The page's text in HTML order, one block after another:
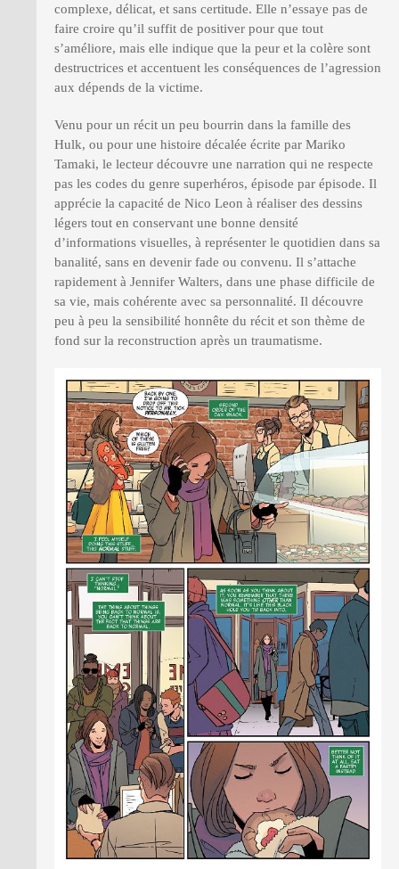
complexe, délicat, et sans certitude. Elle n’essaye pas de
faire croire qu’il suffit de positiver pour que tout
s’améliore, mais elle indique que la peur et la colère sont
destructrices et accentuent les conséquences de l’agression
aux dépends de la victime.
Venu pour un récit un peu bourrin dans la famille des
Hulk, ou pour une histoire décalée écrite par Mariko
Tamaki, le lecteur découvre une narration qui ne respecte
pas les codes du genre superhéros, épisode par épisode. Il
apprécie la capacité de Nico Leon à réaliser des dessins
légers tout en conservant une bonne densité
d’informations visuelles, à représenter le quotidien dans sa
banalité, sans en devenir fade ou convenu. Il s’attache
rapidement à Jennifer Walters, dans une phase difficile de
sa vie, mais cohérente avec sa personnalité. Il découvre
peu à peu la sensibilité honnête du récit et son thème de
fond sur la reconstruction après un traumatisme.